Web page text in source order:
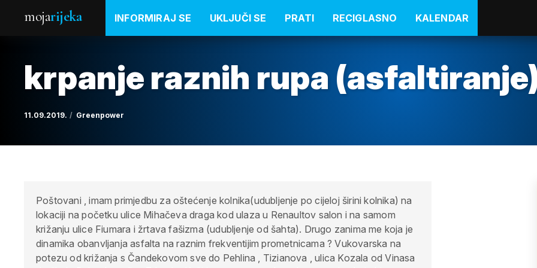
mojarijeka INFORMIRAJ SE UKLJUČI SE PRATI RECIGLASNO KALENDAR
krpanje raznih rupa
11.09.2019. Greenpower
Poštovani , imam primjedbu za oštećenje kolnika(udubljenje po cijeloj širini kolnika) na
lokaciji na početku ulice Mihačeva draga kod ulaza u Renaultov salon i na samom
križanju ulice Fiumara i žrtava fašizma (udubljenje od šahta). Drugo zanima me koja je
dinamika obanvljanja asfalta na raznim frekventijim prometnicama ? Vukovarska na
potezu od križanja s Čandekovom sve do Pehlina , Tizianova , ulica Kozala od Vinasa